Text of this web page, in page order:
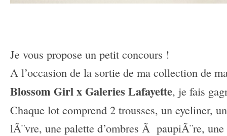
Je vous propose un petit concours !
A l’occasion de la sortie de ma collection de
Blossom Girl x Galeries Lafayette, je fais
Chaque lot comprend 2 trousses, un eyeliner,
lÃ¨vre, une palette d’ombres Ã paupiÃ¨re,